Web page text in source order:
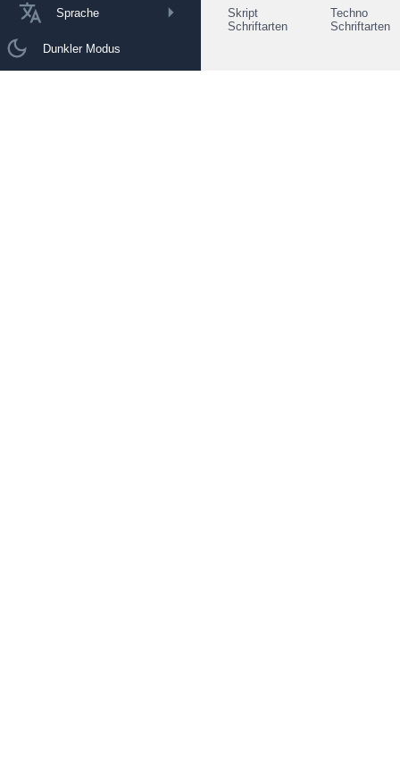
Sprache
Dunkler Modus
Skript
Schriftarten
Techno
Schriftarten